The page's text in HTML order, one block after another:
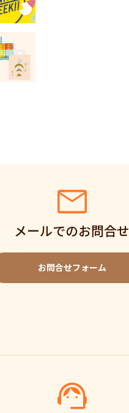
メールでのお問合せ
お問合せフォーム